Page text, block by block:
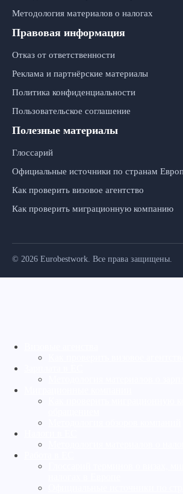
Методология материалов о налогах
Правовая информация
Отказ от ответственности
Реклама и партнёрские материалы
Политика конфиденциальности
Пользовательское соглашение
Полезные материалы
Глоссарий
Официальные источники по странам
Как проверить визовое агентство
Как проверить миграционную компанию
© 2026 Eurobestwork. Все права защищены.